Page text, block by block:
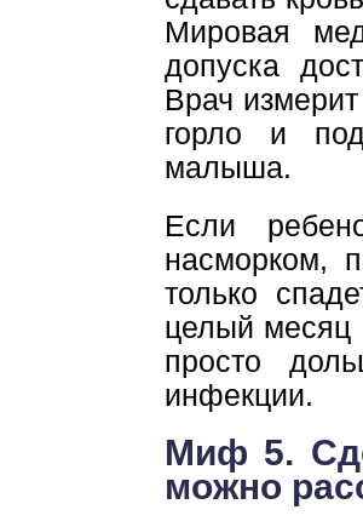
Мировая
допуска
Врач
горло и
малыша.
Если
насморком,
только
целый месяц
просто
инфекции.
Миф 5.
можно